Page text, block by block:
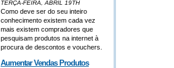
TERÇA-FEIRA, ABRIL 19TH
Como deve ser do seu inteiro
conhecimento existem cada vez
mais existem compradores que
pesquisam produtos na internet à
procura de descontos e vouchers.
Aumentar Vendas Produtos